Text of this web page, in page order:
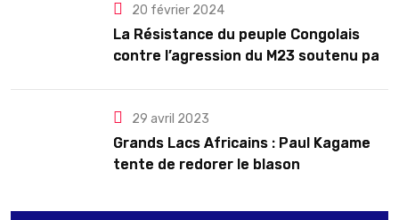
20 février 2024
La Résistance du peuple Congolais
contre l’agression du M23 soutenu par
29 avril 2023
Grands Lacs Africains : Paul Kagame
tente de redorer le blason